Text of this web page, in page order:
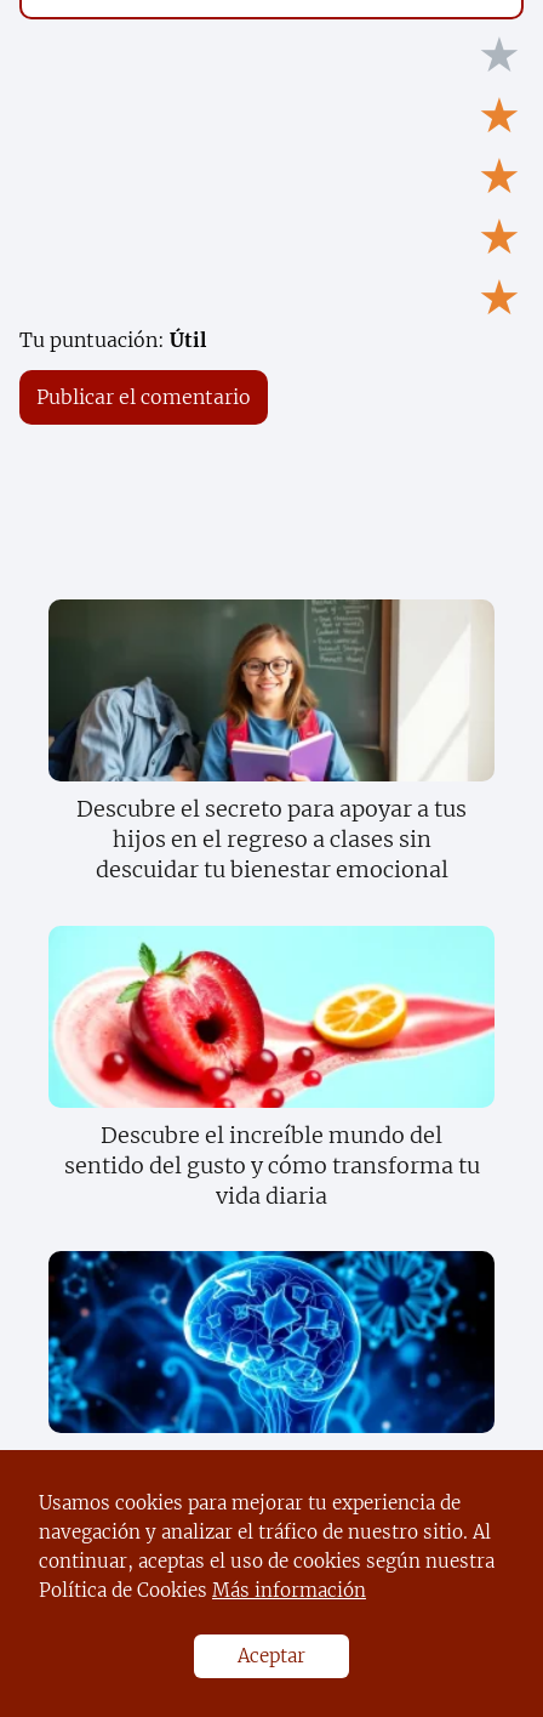
★
★
★
★
★
Tu puntuación: Útil
Descubre el secreto para apoyar a tus
hijos en el regreso a clases sin
descuidar tu bienestar emocional
Descubre el increíble mundo del
sentido del gusto y cómo transforma tu
vida diaria
la ciencia moderna que cambiarán tu
vida para siempre
Usamos cookies para mejorar tu experiencia de
navegación y analizar el tráfico de nuestro sitio. Al
continuar, aceptas el uso de cookies según nuestra
Política de Cookies Más información
Aceptar